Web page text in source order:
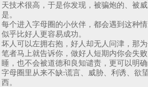
天技术很高，于是你发现，被骗炮的、被
是。
每个进入字母圈的小伙伴，都会遇到这种
似乎比好人更容易成功。
坏人可以左拥右抱，好人却无人问津，那
笔者马上就告诉你，做好人短期内你会失
睡，也不会被道德和良知谴责，更可以明
字母圈里从来不缺:谎言、威胁、利诱、欲
西。